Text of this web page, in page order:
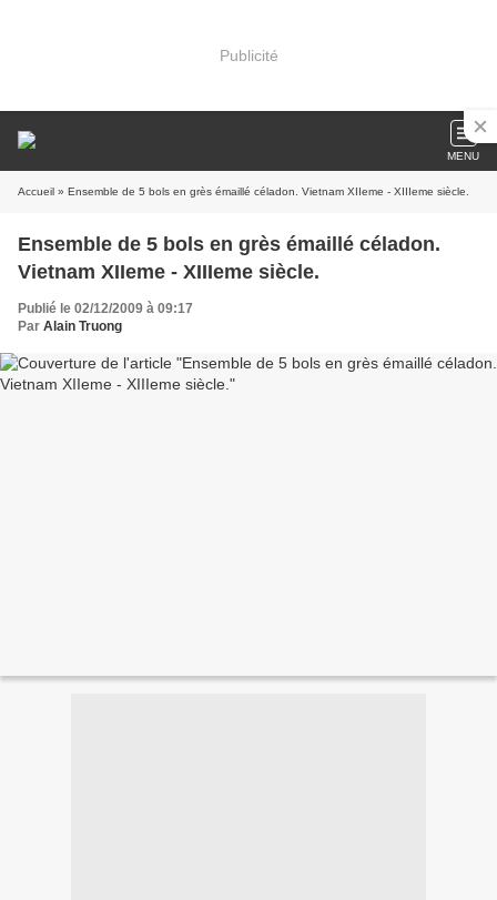
Publicité
MENU
Accueil » Ensemble de 5 bols en grès émaillé céladon. Vietnam XIIeme - XIIIeme siècle.
Ensemble de 5 bols en grès émaillé céladon.
Vietnam XIIeme - XIIIeme siècle.
Publié le 02/12/2009 à 09:17
Par Alain Truong